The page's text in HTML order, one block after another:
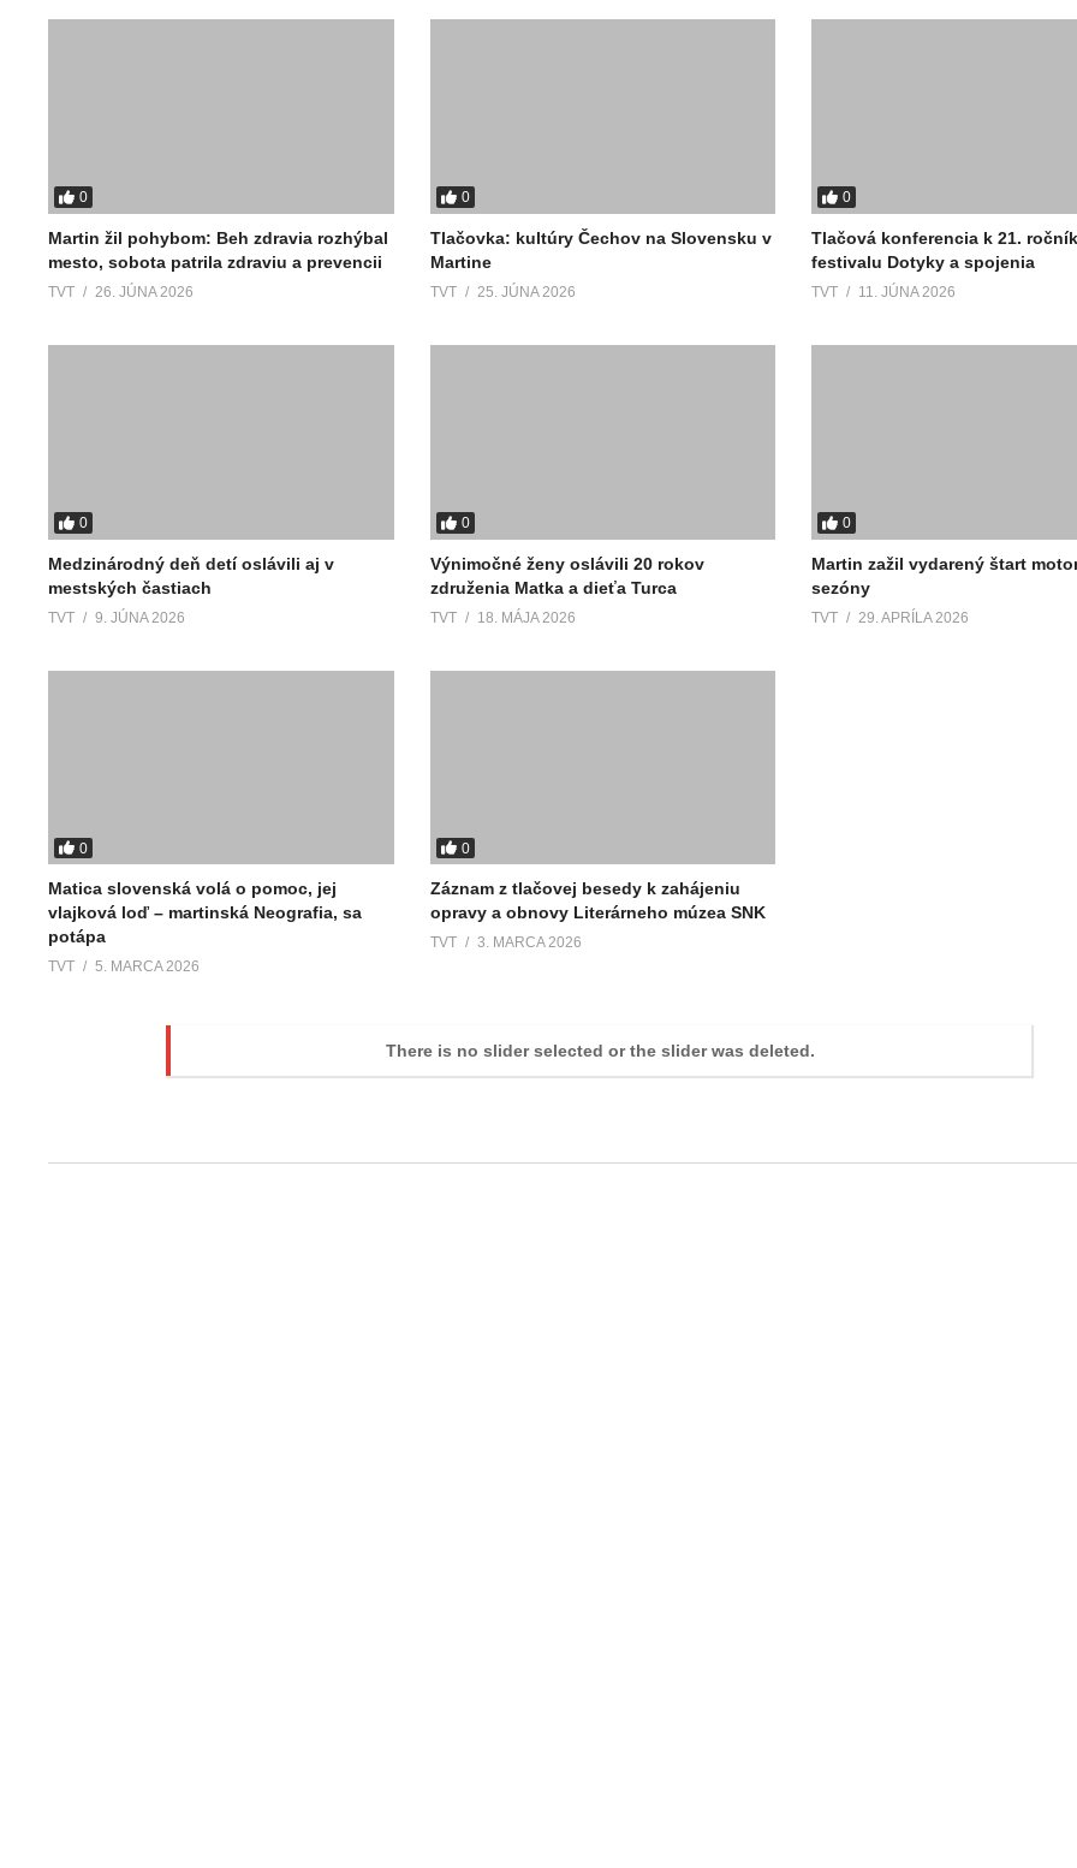
0
Martin žil pohybom: Beh zdravia rozhýbal
mesto, sobota patrila zdraviu a prevencii
TVT 26. JÚNA 2026
0
Tlačovka: kultúry Čechov na Slovensku v
Martine
TVT 25. JÚNA 2026
0
Tlačová konferencia k 21.
festivalu Dotyky a spojenia
TVT 11. JÚNA 2026
0
Medzinárodný deň detí oslávili aj v
mestských častiach
TVT 9. JÚNA 2026
0
Výnimočné ženy oslávili 20 rokov
združenia Matka a dieťa Turca
TVT 18. MÁJA 2026
0
Martin zažil vydarený štart
sezóny
TVT 29. APRÍLA 2026
0
Matica slovenská volá o pomoc, jej
vlajková loď – martinská Neografia, sa
potápa
TVT 5. MARCA 2026
0
Záznam z tlačovej besedy k zahájeniu
opravy a obnovy Literárneho múzea SNK
TVT 3. MARCA 2026
There is no slider selected or the slider was deleted.